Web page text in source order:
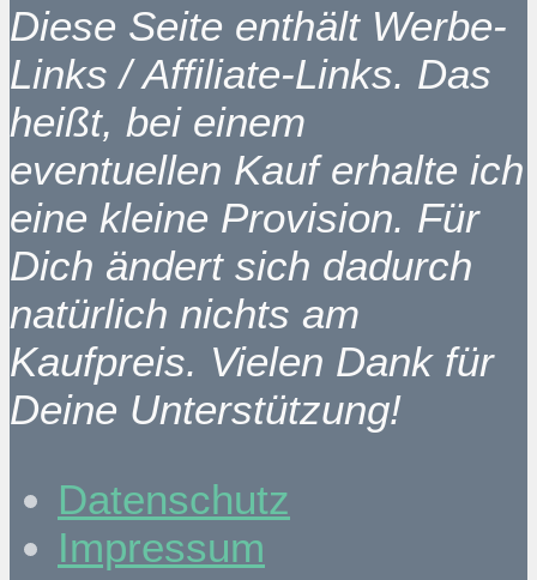
Diese Seite enthält Werbe-
Links / Affiliate-Links. Das
heißt, bei einem
eventuellen Kauf erhalte ich
eine kleine Provision. Für
Dich ändert sich dadurch
natürlich nichts am
Kaufpreis. Vielen Dank für
Deine Unterstützung!
Datenschutz
Impressum